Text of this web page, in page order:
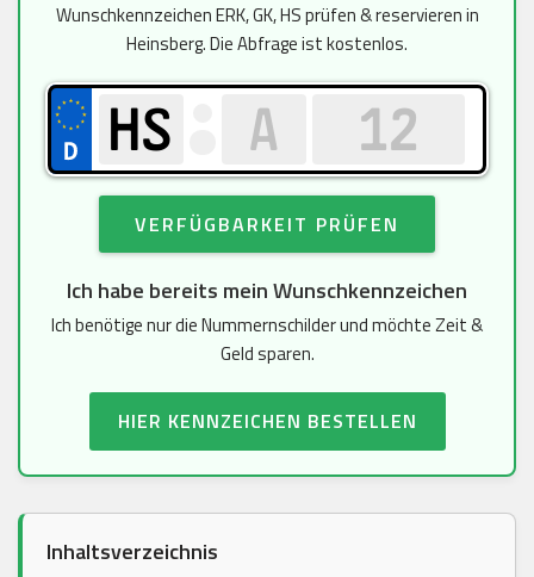
springenWunschkennzeichen ERK, GK, HS prüfen & reservieren in
Heinsberg. Die Abfrage ist kostenlos.
VERFÜGBARKEIT PRÜFEN
Ich habe bereits mein Wunschkennzeichen
Ich benötige nur die Nummernschilder und möchte Zeit &
Geld sparen.
HIER KENNZEICHEN BESTELLEN
Inhaltsverzeichnis